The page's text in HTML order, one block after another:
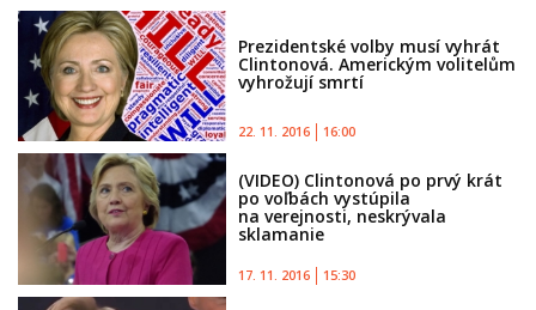
Prezidentské volby musí vyhrát
Clintonová. Americkým volitelům
vyhrožují smrtí
22. 11. 2016 16:00
(VIDEO) Clintonová po prvý krát
po voľbách vystúpila
na verejnosti, neskrývala
sklamanie
17. 11. 2016 15:30